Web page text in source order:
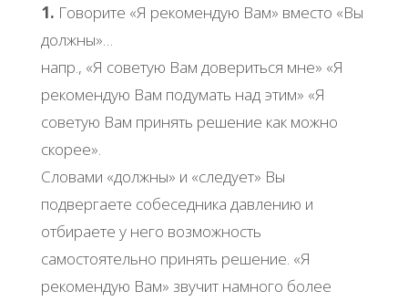
1. Говорите «Я рекомендую Вам» вместо «Вы
должны»…
напр., «Я советую Вам довериться мне» «Я
рекомендую Вам подумать над этим» «Я
советую Вам принять решение как можно
скорее».
Словами «должны» и «следует» Вы
подвергаете собеседника давлению и
отбираете у него возможность
самостоятельно принять решение. «Я
рекомендую Вам» звучит намного более